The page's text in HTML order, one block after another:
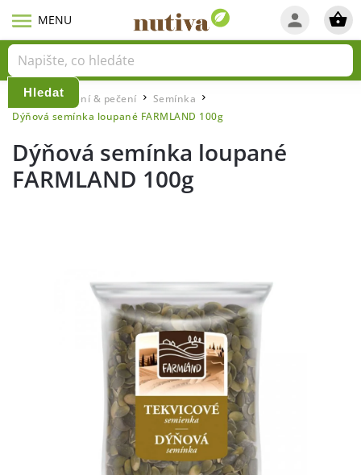
Hledat
Domů / Vaření & pečení Semínka /
Dýňová semínka loupané FARMLAND 100g
Dýňová semínka loupané
FARMLAND 100g